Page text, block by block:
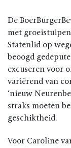
De
met
Statenlid op
beoogd
excuseren voor
variërend van
‘nieuw
straks moeten
geschiktheid.
Voor Caroline